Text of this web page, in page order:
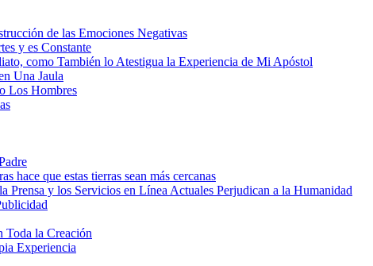
de las Emociones Negativas
y es Constante
como También lo Atestigua la Experiencia de Mi Apóstol
Una Jaula
Los Hombres
hace que estas tierras sean más cercanas
Prensa y los Servicios en Línea Actuales Perjudican a la Humanidad
Toda la Creación
Experiencia